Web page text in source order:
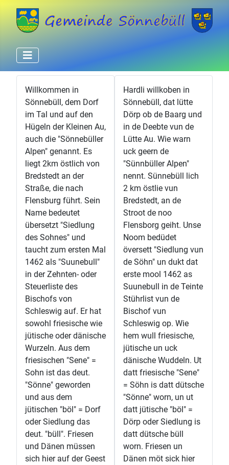
Willkommen in
Sönnebüll, dem Dorf
im Tal und auf den
Hügeln der Kleinen Au,
auch die "Sönnebüller
Alpen" genannt. Es
liegt 2km östlich von
Bredstedt an der
Straße, die nach
Flensburg führt. Sein
Name bedeutet
übersetzt "Siedlung
des Sohnes" und
taucht zum ersten Mal
1462 als "Suunebull"
in der Zehnten- oder
Steuerliste des
Bischofs von
Schleswig auf. Er hat
sowohl friesische wie
jütische oder dänische
Wurzeln. Aus dem
friesischen "Sene" =
Sohn ist das deut.
"Sönne" geworden
und aus dem
jütischen "böl" = Dorf
oder Siedlung das
deut. "büll". Friesen
und Dänen müssen
sich hier auf der Geest
Hardli willkoben in
Sönnebüll, dat lütte
Dörp ob de Baarg und
in de Deebte vun de
Lütte Au. Wie warn
uck geern de
"Sünnbüller Alpen"
nennt. Sünnebüll lich
2 km östlie vun
Bredstedt, an de
Stroot de noo
Flensborg geiht. Unse
Noom bedüdet
översett "Siedlung vun
de Söhn" un dukt dat
erste mool 1462 as
Suunebull in de Teinte
Stührlist vun de
Bischof vun
Schleswig op. Wie
hem wull friesische,
jütische un uck
dänische Wuddeln. Ut
datt friesische "Sene"
= Söhn is datt dütsche
"Sönne" worn, un ut
datt jütische "böl" =
Dörp oder Siedlung is
datt dütsche büll
worn. Friesen un
Dänen möt sick hier